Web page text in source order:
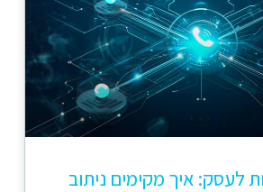
לעסק: איך מקימים ניתוב